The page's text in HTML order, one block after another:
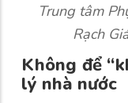
Trung tâm
Rạch
Không để
lý nhà nước